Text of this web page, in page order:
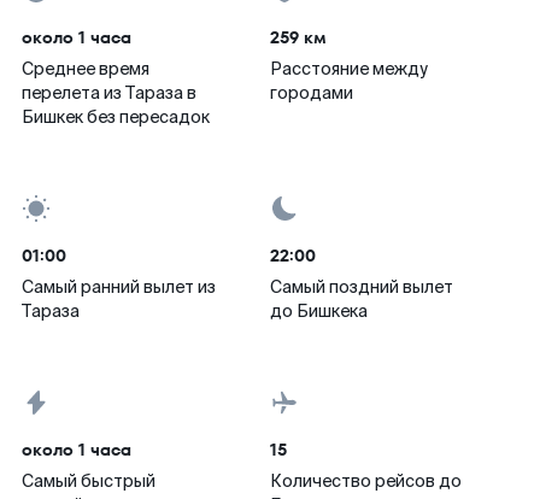
около 1 часа
Среднее время
перелета из Тараза в
Бишкек без пересадок
259 км
Расстояние между
городами
01:00
Самый ранний вылет из
Тараза
22:00
Самый поздний вылет
до Бишкека
около 1 часа
Самый быстрый
15
Количество рейсов до